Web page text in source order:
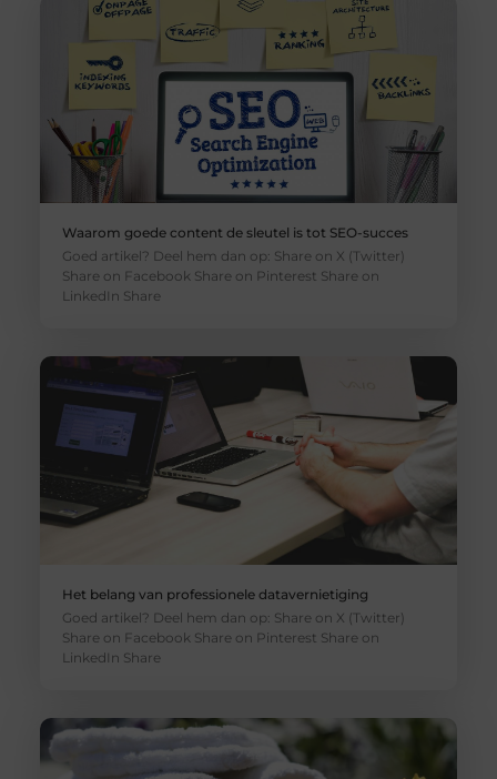
Waarom goede content de sleutel is tot SEO-succes
Goed artikel? Deel hem dan op: Share on X (Twitter)
Share on Facebook Share on Pinterest Share on
LinkedIn Share
Het belang van professionele datavernietiging
Goed artikel? Deel hem dan op: Share on X (Twitter)
Share on Facebook Share on Pinterest Share on
LinkedIn Share